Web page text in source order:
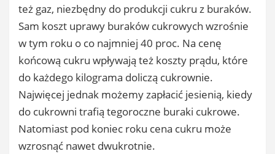
też gaz, niezbędny do produkcji cukru z buraków.
Sam koszt uprawy buraków cukrowych wzrośnie
w tym roku o co najmniej 40 proc. Na cenę
końcową cukru wpływają też koszty prądu, które
do każdego kilograma doliczą cukrownie.
Najwięcej jednak możemy zapłacić jesienią, kiedy
do cukrowni trafią tegoroczne buraki cukrowe.
Natomiast pod koniec roku cena cukru może
wzrosnąć nawet dwukrotnie.